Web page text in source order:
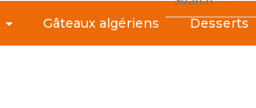
Gâteaux algériens Desserts